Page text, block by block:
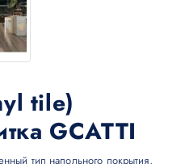
tile)
GCATTI
тип напольного покрытия,